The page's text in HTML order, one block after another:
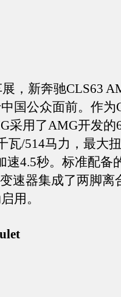
新奔驰CLS63
国公众面前。作为
采用了AMG开发的
瓦/514马力，最大
速4.5秒。标准配备
速器集成了两脚离
用。